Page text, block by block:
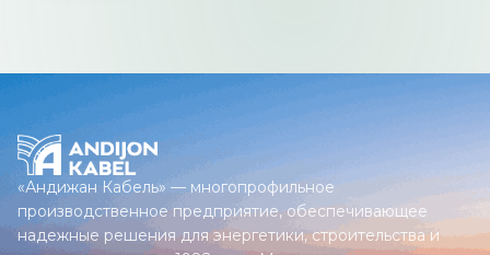
«Андижан Кабель» — многопрофильное
производственное предприятие, обеспечивающее
надежные решения для энергетики, строительства и